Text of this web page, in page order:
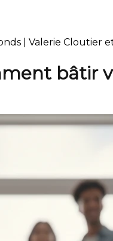
| Valerie Cloutier
bâtir